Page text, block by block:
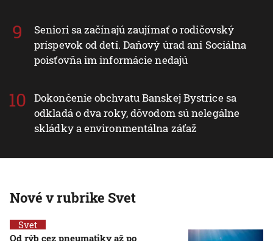
Seniori sa začínajú zaujímať o rodičovský
príspevok od detí. Daňový úrad ani Sociálna
poisťovňa im informácie nedajú
Dokončenie obchvatu Banskej Bystrice sa
odkladá o dva roky, dôvodom sú nelegálne
skládky a environmentálna záťaž
Nové v rubrike Svet
Svet
Od rýb cez pneumatiky až po